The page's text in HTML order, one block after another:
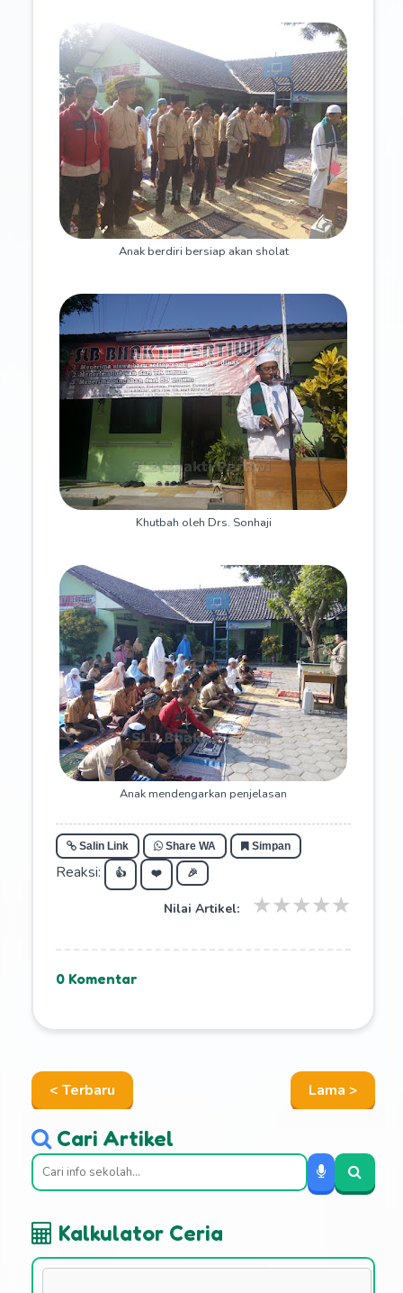
Anak berdiri bersiap akan sholat
Khutbah oleh Drs. Sonhaji
Anak mendengarkan penjelasan
Salin Link Share WA Simpan
Reaksi: 👍 ❤️ 🎉
Nilai Artikel: ★
★
★
★
★
0 Komentar
< Terbaru Lama >
Cari Artikel
Kalkulator Ceria